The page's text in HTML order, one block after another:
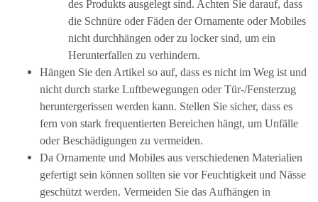
des Produkts ausgelegt sind. Achten Sie darauf, dass
die Schnüre oder Fäden der Ornamente oder Mobiles
nicht durchhängen oder zu locker sind, um ein
Herunterfallen zu verhindern.
Hängen Sie den Artikel so auf, dass es nicht im Weg ist und
nicht durch starke Luftbewegungen oder Tür-/Fensterzug
heruntergerissen werden kann. Stellen Sie sicher, dass es
fern von stark frequentierten Bereichen hängt, um Unfälle
oder Beschädigungen zu vermeiden.
Da Ornamente und Mobiles aus verschiedenen Materialien
gefertigt sein können sollten sie vor Feuchtigkeit und Nässe
geschützt werden. Vermeiden Sie das Aufhängen in